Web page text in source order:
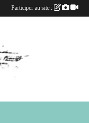
Participer au site :